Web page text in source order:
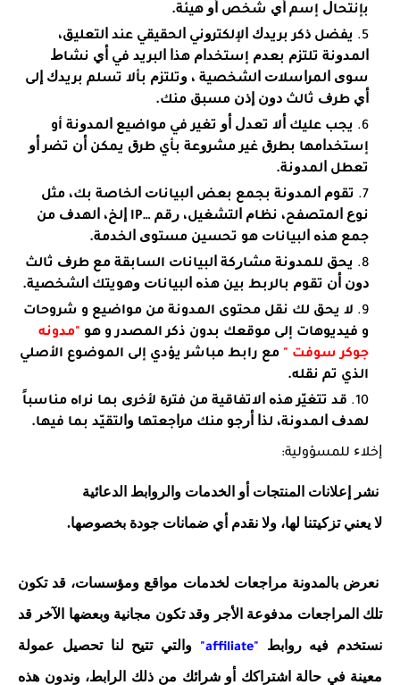
ﺑإﻧﺘﺤﺎﻝ إﺳﻢ ﺃﻱ ﺷﺨﺺ ﺃﻭ ﻫﻴﺌﺔ.
ﻳﻔﻀﻞ ﺫﻛﺮ ﺑﺮﻳﺪﻙ ﺍﻹﻟﻜﺘﺮﻭﻧﻲ ﺍﻟﺤﻘﻴﻘﻲ ﻋﻨﺪ ﺍﻟﺘﻌﻠﻴﻖ،
ﺍﻟﻤﺪﻭﻧﺔ ﺗﻠﺘﺰﻡ ﺑﻌﺪﻡ إﺳﺘﺨﺪﺍﻡ ﻫﺬﺍ ﺍﻟﺒﺮﻳﺪ ﻓﻲ ﺃﻱ ﻧﺸﺎﻁ
ﺳﻮﻯ ﺍﻟﻤﺮﺍﺳﻼﺕ ﺍﻟﺸﺨﺼﻴﺔ ، ﻭﺗﻠﺘﺰﻡ ﺑﺄﻻ ﺗﺴﻠﻢ ﺑﺮﻳﺪﻙ ﺇﻟﻰ
ﺃﻱ ﻃﺮﻑ ﺛﺎﻟﺚ ﺩﻭﻥ ﺇﺫﻥ ﻣﺴﺒﻖ ﻣﻨﻚ.
ﻳﺠﺐ ﻋﻠﻴﻚ ﺃﻻ ﺗﻌﺪﻝ ﺃﻭ تغير في مواضيع ﺍﻟﻤﺪﻭﻧﺔ أو
إﺳﺘﺨﺪﺍﻣﻬﺎ ﺑﻄﺮﻕ ﻏﻴﺮ ﻣﺸﺮﻭﻋﺔ بأي ﻃﺮﻕ ﻳﻤﻜﻦ ﺃﻥ ﺗﻀﺮ ﺃﻭ
ﺗﻌﻄﻞ ﺍﻟﻤﺪﻭﻧﺔ.
ﺗﻘﻮﻡ ﺍﻟﻤﺪﻭﻧﺔ ﺑﺠﻤﻊ ﺑﻌﺾ ﺍﻟﺒﻴﺎﻧﺎﺕ ﺍﻟﺨﺎﺻﺔ ﺑﻚ، ﻣﺜﻞ
ﻧﻮﻉ ﺍﻟﻤﺘﺼﻔﺢ، ﻧﻈﺎﻡ ﺍﻟﺘﺸﻐﻴﻞ، ﺭﻗﻢ …IP ﺇﻟﺦ، ﺍﻟﻬﺪﻑ ﻣﻦ
ﺟﻤﻊ ﻫﺬﻩ ﺍﻟﺒﻴﺎﻧﺎﺕ ﻫﻮ ﺗﺤﺴﻴﻦ ﻣﺴﺘﻮﻯ ﺍﻟﺨﺪﻣﺔ.
ﻳﺤﻖ ﻟﻠﻤﺪﻭﻧﺔ ﻣﺸﺎﺭﻛﺔ ﺍﻟﺒﻴﺎﻧﺎﺕ السابقة ﻣﻊ ﻃﺮﻑ ﺛﺎﻟﺚ
ﺩﻭﻥ ﺃﻥ ﺗﻘﻮﻡ ﺑﺎﻟﺮﺑﻂ ﺑﻴﻦ ﻫﺬﻩ ﺍﻟﺒﻴﺎﻧﺎﺕ ﻭﻫﻮﻳﺘﻚ ﺍﻟﺸﺨﺼﻴﺔ.
لا يحق لك نقل محتوى المدونة من مواضيع و شروحات
و فيديوهات إلى موقعك بدون ذكر المصدر و هو "مدونه
جوكر سوفت " مع رابط مباشر يؤدي إلى الموضوع الأصلي
الذي تم نقله.
ﻗﺪ ﺗﺘﻐﻴّﺮ ﻫﺬﻩ ﺍﻻﺗﻔﺎﻗﻴﺔ ﻣﻦ ﻓﺘﺮﺓ ﻷﺧﺮﻯ ﺑﻤﺎ نراﻩ ﻣﻨﺎﺳﺒﺎً
ﻟﻬﺪﻑ ﺍﻟﻤﺪﻭﻧﺔ، ﻟﺬﺍ ﺃﺭﺟﻮ ﻣﻨﻚ ﻣﺮﺍﺟﻌﺘﻬﺎ ﻭﺍﻟﺘﻘﻴّﺪ ﺑﻤﺎ ﻓﻴﻬﺎ.
ﺇﺧﻼﺀ للمسؤولية:
ﻧﺸﺮ ﺇﻋﻼﻧﺎﺕ ﺍﻟﻤﻨﺘﺠﺎﺕ ﺃﻭ ﺍﻟﺨﺪﻣﺎت ﻭﺍﻟﺮﻭﺍﺑﻂ ﺍﻟﺪﻋﺎﺋﻴﺔ
ﻻ ﻳﻌﻨﻲ تزكيتنا ﻟﻬﺎ، ﻭﻻ نقدم ﺃﻱ ﺿﻤﺎﻧﺎﺕ ﺟﻮﺩﺓ ﺑﺨﺼﻮﺻﻬﺎ.
نعرض ﺑﺎﻟﻤﺪﻭﻧﺔ ﻣﺮﺍﺟﻌﺎﺕ ﻟﺨﺪﻣﺎﺕ ﻣﻮﺍﻗﻊ ﻭﻣﺆﺳﺴﺎﺕ، ﻗﺪ ﺗﻜﻮﻥ
ﺗﻠﻚ ﺍﻟﻤﺮﺍﺟﻌﺎﺕ ﻣﺪﻓﻮﻋﺔ ﺍﻷﺟﺮ ﻭﻗﺪ ﺗﻜﻮﻥ ﻣﺠﺎﻧﻴﺔ ﻭﺑﻌﻀﻬﺎ ﺍﻵﺧﺮ ﻗﺪ
نستخدم ﻓﻴﻪ ﺭﻭﺍﺑﻂ "affiliate" والتي ﺗﺘﻴﺢ لنا ﺗﺤﺼﻴﻞ ﻋﻤﻮﻟﺔ
ﻣﻌﻴﻨﺔ ﻓﻲ ﺣﺎﻟﺔ ﺍﺷﺘﺮﺍﻛﻚ ﺃﻭ ﺷﺮﺍﺋﻚ ﻣﻦ ﺫﻟﻚ ﺍﻟﺮﺍﺑﻂ، وندون ﻫﺬﻩ